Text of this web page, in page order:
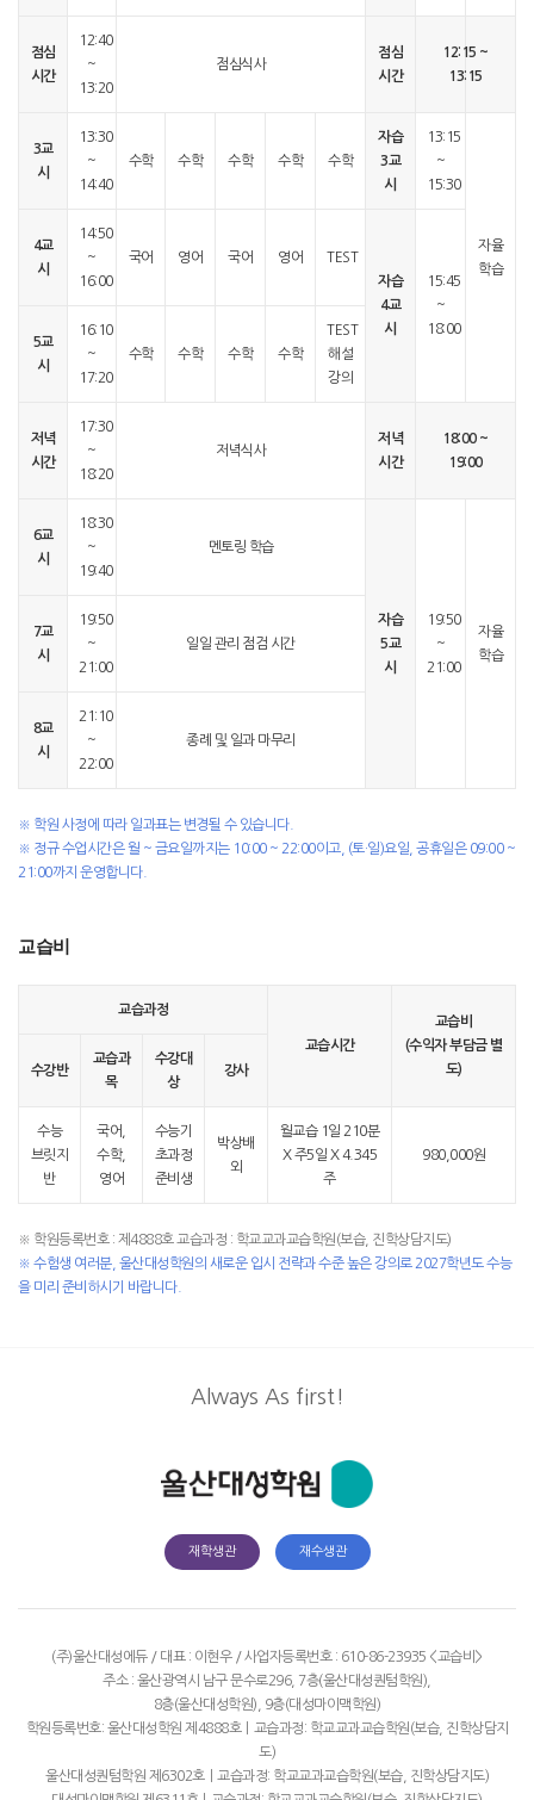
점심
시간
12:40
~
13:20
점심식사
점심
시간
12:15 ~
13:15
3교
시
13:30
~
14:40
수학 수학 수학 수학 수학
자습
3교
시
13:15
~
15:30
자율
학습
4교
시
14:50
~
16:00
국어 영어 국어 영어
TEST
자습
4교
시
15:45
~
18:00
5교
시
16:10
~
17:20
수학 수학 수학 수학
TEST
해설
강의
저녁
시간
17:30
~
18:20
저녁식사
저녁
시간
18:00 ~
19:00
6교
시
18:30
~
19:40
멘토링 학습
자습
5교
시
19:50
~
21:00
자율
학습
7교
시
19:50
~
21:00
일일 관리 점검 시간
8교
시
21:10
~
22:00
종례 및 일과 마무리
※ 학원 사정에 따라 일과표는 변경될 수 있습니다.
※ 정규 수업시간은 월 ~ 금요일까지는 10:00 ~ 22:00이고, (토·일)요일, 공휴일은 09:00 ~
21:00까지 운영합니다.
교습비
교습과정
교습시간
교습비
(수익자 부담금 별
도)
수강반
교습과
목
수강대
상
강사
수능
브릿지
반
국어,
수학,
영어
수능기
초과정
준비생
박상배
외
월교습 1일 210분
X 주5일 X 4.345
주
980,000원
※ 학원등록번호 : 제4888호 교습과정 : 학교교과교습학원(보습, 진학상담지도)
※ 수험생 여러분, 울산대성학원의 새로운 입시 전략과 수준 높은 강의로 2027학년도 수능
을 미리 준비하시기 바랍니다.
Always As first!
재학생관 재수생관
(주)울산대성에듀 / 대표 : 이현우 / 사업자등록번호 : 610-86-23935 <교습비>
주소 : 울산광역시 남구 문수로296, 7층(울산대성퀀텀학원),
8층(울산대성학원), 9층(대성마이맥학원)
학원등록번호: 울산대성학원 제4888호ㅣ교습과정: 학교교과교습학원(보습, 진학상담지
도)
울산대성퀀텀학원 제6302호ㅣ교습과정: 학교교과교습학원(보습, 진학상담지도)